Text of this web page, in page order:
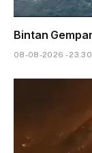
Bintan
08-08-2026 - 23.30